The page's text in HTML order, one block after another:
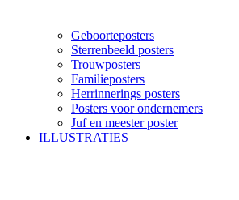
Geboorteposters
Sterrenbeeld posters
Trouwposters
Familieposters
Herrinnerings posters
Posters voor ondernemers
Juf en meester poster
ILLUSTRATIES